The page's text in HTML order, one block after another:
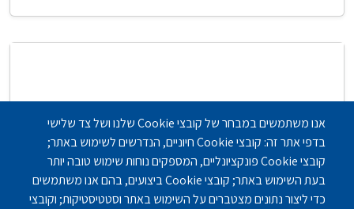
אנו משתמשים במבחר של קובצי Cookie שלנו ושל צד שלישי
בדפי אתר זה: קובצי Cookie חיוניים, הנדרשים לשימוש באתר;
קובצי Cookie פונקציונליים, המספקים נוחות שימוש טובה יותר
בעת השימוש באתר; קובצי Cookie ביצועים, בהם אנו משתמשים
כדי ליצור נתונים מצטברים על השימוש באתר וסטטיסטיקות; וקובצי